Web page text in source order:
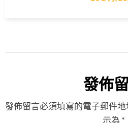
發佈
發佈留言必須填寫的電子郵件地
示為 *